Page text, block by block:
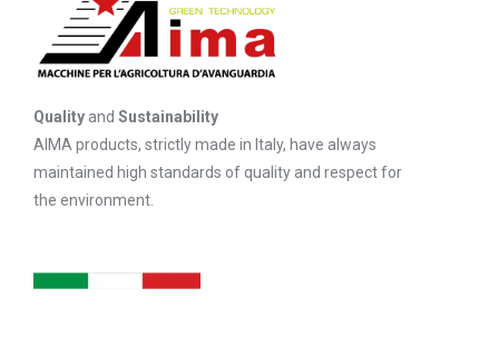
Quality and Sustainability
AIMA products, strictly made in Italy, have always
maintained high standards of quality and respect for
the environment.